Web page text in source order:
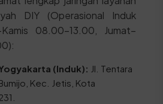
DIY (Operasional Induk
08.00–13.00, Jumat–
(Induk): Jl. Tentara
Kec. Jetis, Kota